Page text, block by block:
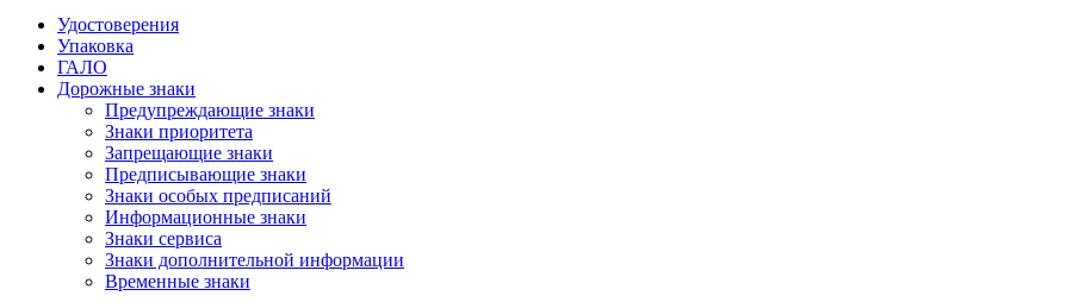
Удостоверения
Упаковка
ГАЛО
Дорожные знаки
Предупреждающие знаки
Знаки приоритета
Запрещающие знаки
Предписывающие знаки
Знаки особых предписаний
Информационные знаки
Знаки сервиса
Знаки дополнительной информации
Временные знаки